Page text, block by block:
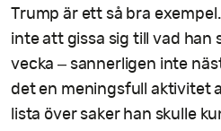
Trump är ett så bra
inte att gissa sig till vad han
vecka – sannerligen inte
det en meningsfull aktivitet
lista över saker han skulle